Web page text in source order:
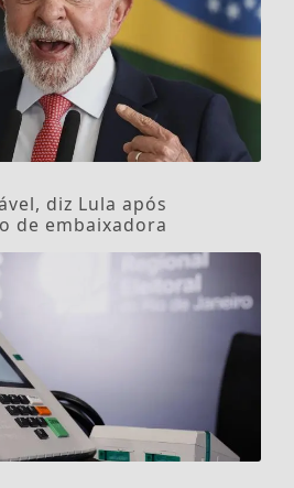
diz Lula após
de embaixadora